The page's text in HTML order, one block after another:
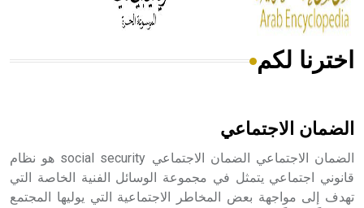
هل تعلم أن الأبسيد كلمة فرنسية اللفظ تم اعتمادها مصطلحاً
- هل تعلم أن أبجر Abgar اسم معروف جيداً يعود إلى عدد من
اخترنا لكم
الضمان الاجتماعي
الضمان الاجتماعي الضمان الاجتماعي social security هو نظام
قانوني اجتماعي يتمثل في مجموعة الوسائل الفنية الخاصة التي
تهدف إلى مواجهة بعض المخاطر الاجتماعية التي يوليها المجتمع